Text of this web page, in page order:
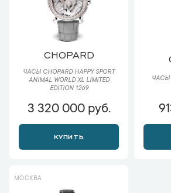
CHOPARD
ЧАСЫ CHOPARD HAPPY SPORT
ANIMAL WORLD XL LIMITED
EDITION 1269
3 320 000 руб.
КУПИТЬ
ЧАСЫ
МОСКВА